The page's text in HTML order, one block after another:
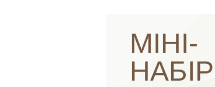
МІНІ-
НАБІР